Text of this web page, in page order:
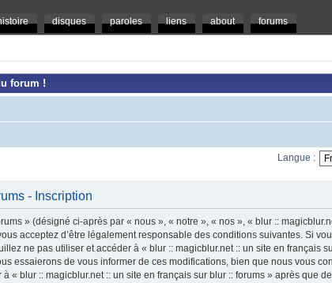
disques paroles liens about forums
forum !
Langue :
- Inscription
» (désigné ci-après par « nous », « notre », « nos », « blur ::
acceptez d’être légalement responsable des conditions suivantes. Si
ne pas utiliser et accéder à « blur :: magicblur.net :: un site en français
essaierons de vous informer de ces modifications, bien que nous vous
« blur :: magicblur.net :: un site en français sur blur :: forums » après que